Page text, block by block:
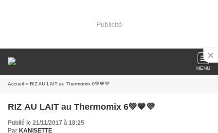
Publicité
MENU
Accueil » RIZ AU LAIT au Thermomix 6💚💙💜
RIZ AU LAIT au Thermomix 6💚💙💜
Publié le 21/11/2017 à 18:25
Par KANISETTE